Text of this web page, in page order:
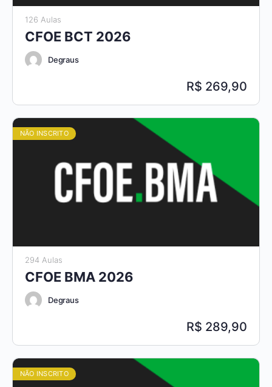
126 Aulas
CFOE BCT 2026
Degraus
269,90
NÃO INSCRITO
294 Aulas
CFOE BMA 2026
Degraus
289,90
NÃO INSCRITO